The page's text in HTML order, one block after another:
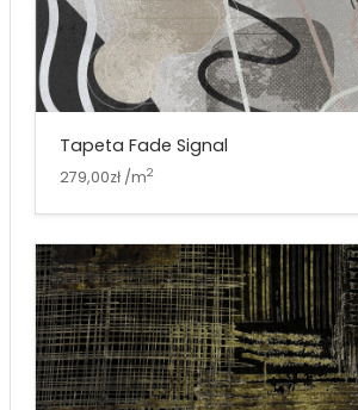
Tapeta Fade Signal
279,00zł /m2